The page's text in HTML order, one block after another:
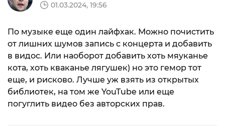
01.03.2024, 19:56
По музыке еще один лайфхак. Можно почистить
от лишних шумов запись с концерта и добавить
в видос. Или наоборот добавить хоть мяуканье
кота, хоть кваканье лягушек) но это гемор тот
еще, и рисково. Лучше уж взять из открытых
библиотек, на том же YouTube или еще
погуглить видео без авторских прав.